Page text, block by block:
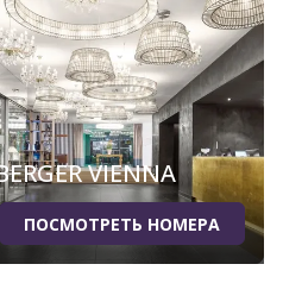
VIENNA
ПОСМОТРЕТЬ НОМЕРА